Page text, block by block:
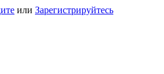
или Зарегистрируйтесь